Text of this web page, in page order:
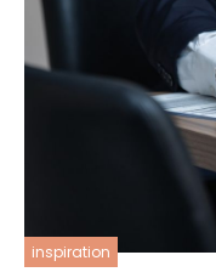
inspiration